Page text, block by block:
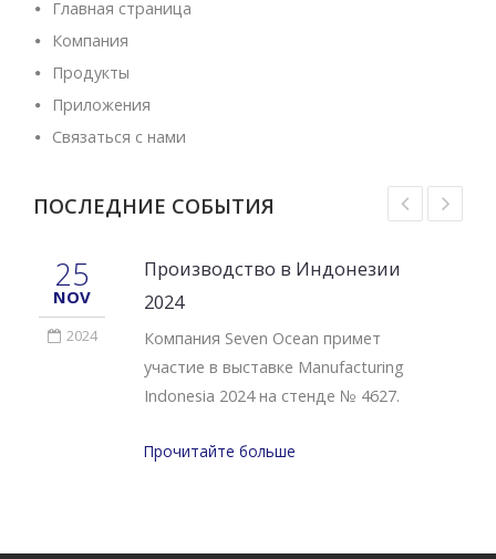
Главная страница
Компания
Продукты
Приложения
Связаться с нами
ПОСЛЕДНИЕ СОБЫТИЯ
25
NOV
2024
Производство в Индонезии
2024
Компания Seven Ocean примет
участие в выставке Manufacturing
Indonesia 2024 на стенде № 4627.
Прочитайте больше